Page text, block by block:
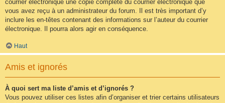
courrier électronique une copie complète du courrier électronique que
vous avez reçu à un administrateur du forum. Il est très important d’y
inclure les en-têtes contenant des informations sur l’auteur du courrier
électronique. Il pourra alors agir en conséquence.
Haut
Amis et ignorés
À quoi sert ma liste d’amis et d’ignorés ?
Vous pouvez utiliser ces listes afin d’organiser et trier certains utilisateurs